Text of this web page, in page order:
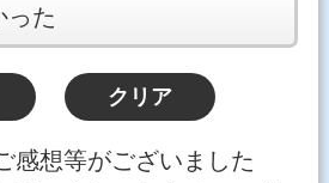
った
感想等がございました